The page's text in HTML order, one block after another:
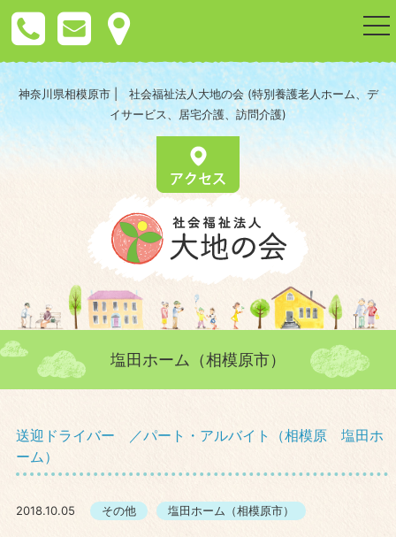
神奈川県相模原市 | 社会福祉法人大地の会 (特別養護老人ホーム、デ
イサービス、居宅介護、訪問介護)
塩田ホーム（相模原市）
送迎ドライバー ／パート・アルバイト（相模原 塩田ホ
ーム）
2018.10.05 その他 塩田ホーム（相模原市）